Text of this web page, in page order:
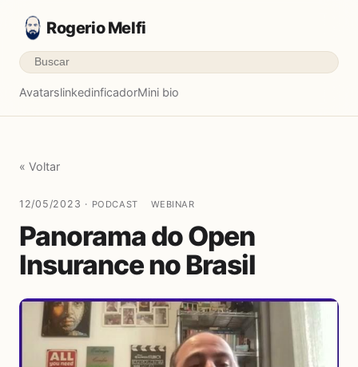
Rogerio Melfi
AvatarslinkedinficadorMini bio
« Voltar
12/05/2023 · PODCAST WEBINAR
Panorama do Open
Insurance no Brasil